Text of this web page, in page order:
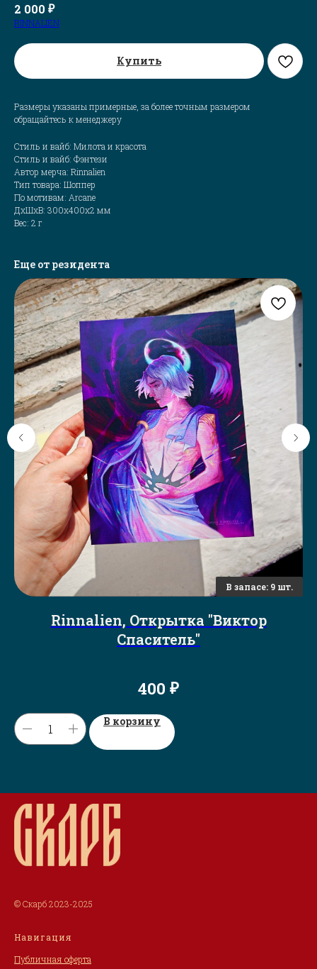
2 000 ₽
RINNALIEN
Купить
Размеры указаны примерные, за более точным размером
обращайтесь к менеджеру
Стиль и вайб: Милота и красота
Стиль и вайб: Фэнтези
Автор мерча: Rinnalien
Тип товара: Шоппер
По мотивам: Arcane
ДxШxВ: 300x400x2 мм
Вес: 2 г
Еще от резидента
Rinnalien, Открытка "Виктор
Спаситель"
400 ₽
В корзину
© Скарб 2023-2025
Навигация
Публичная оферта